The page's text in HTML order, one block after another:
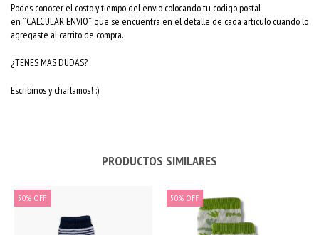
Podes conocer el costo y tiempo del envio colocando tu codigo postal
en ¨CALCULAR ENVIO¨ que se encuentra en el detalle de cada articulo cuando lo
agregaste al carrito de compra.
¿TENES MAS DUDAS?
Escribinos y charlamos! :)
PRODUCTOS SIMILARES
50% OFF 50% OFF